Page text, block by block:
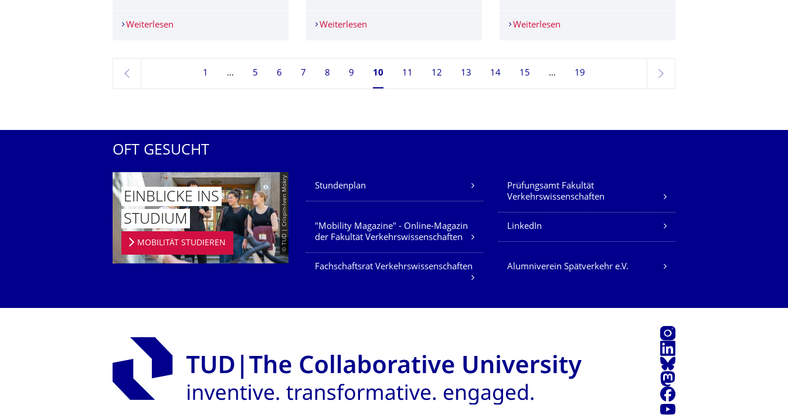
Weiterlesen InterFAB ExpertTalks - ATM performance data – can we do better?
Weiterlesen DFS verlängert Projekt FABEC Economic Expert
Weiterlesen
zurück
1 5 6 7 8 9 Seite 10, aktuell ausgewählt
10 11 12 13 14 15 19
weiter
OFT GESUCHT
© TUD | Crispin-Iven Mokry
EINBLICKE INS
STUDIUM
MOBILITÄT STUDIEREN
Unsere Dienste
Stundenplan
Prüfungsamt Fakultät
Verkehrswissenschaften
"Mobility Magazine" - Online-Magazin
der Fakultät Verkehrswissenschaften
LinkedIn
Fachschaftsrat Verkehrswissenschaften Alumniverein Spätverkehr e.V.
Instagram
LinkedIn
Bluesky
Mastodon
Facebook
Youtube